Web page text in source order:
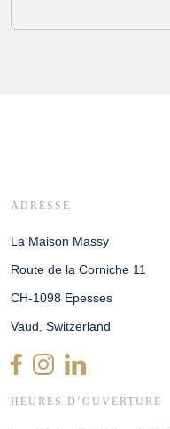
ADRESSE
La Maison Massy
Route de la Corniche 11
CH-1098 Epesses
Vaud, Switzerland
HEURES D’OUVERTURE